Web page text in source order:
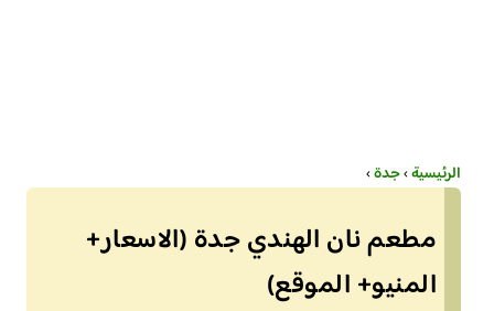
الرئيسية›جدة›
مطعم نان الهندي جدة (الاسعار+
المنيو+ الموقع)